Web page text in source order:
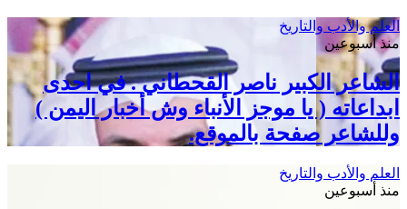
العلم والأدب والتاريخ
منذ أسبوعين
الشاعر الكبير ناصر القحطاني . في احدى
ابداعاته ( يا موجز الأنباء وش أخبار اليمن )
وللشاعر صفحة بالموقع.
العلم والأدب والتاريخ
منذ أسبوعين